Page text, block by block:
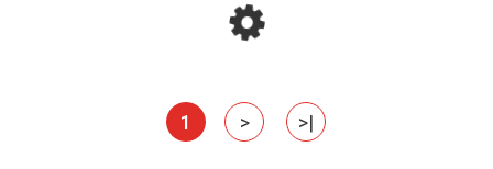
1 > >|